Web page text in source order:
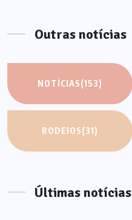
Outras notícias
NOTÍCIAS(153)
RODEIOS(31)
Últimas notícias